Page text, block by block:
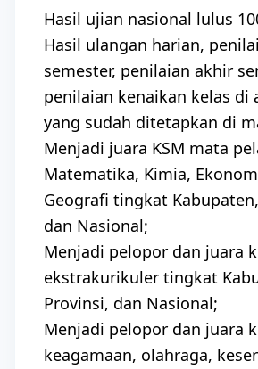
Hasil ujian nasional lulus
Hasil ulangan harian,
semester, penilaian akhir
penilaian kenaikan kelas di
yang sudah ditetapkan di
Menjadi juara KSM mata
Matematika, Kimia,
Geografi tingkat
dan Nasional;
Menjadi pelopor dan juara
ekstrakurikuler tingkat
Provinsi, dan Nasional;
Menjadi pelopor dan juara
keagamaan, olahraga,